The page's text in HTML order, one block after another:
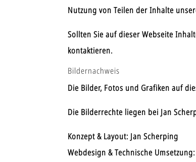
Nutzung von Teilen der Inhalte
Sollten Sie auf dieser Webseite
kontaktieren.
Bildernachweis
Die Bilder, Fotos und Grafiken auf
Die Bilderrechte liegen bei Jan
Konzept & Layout: Jan Scherping
Webdesign & Technische Umsetzung: